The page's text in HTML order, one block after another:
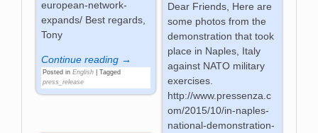
european-network-
expands/ Best regards,
Tony
Continue reading →
Posted in English |Tagged
press_release
Dear Friends, Here are
some photos from the
demonstration that took
place in Naples, Italy
against NATO military
exercises.
http://www.pressenza.c
om/2015/10/in-naples-
national-demonstration-